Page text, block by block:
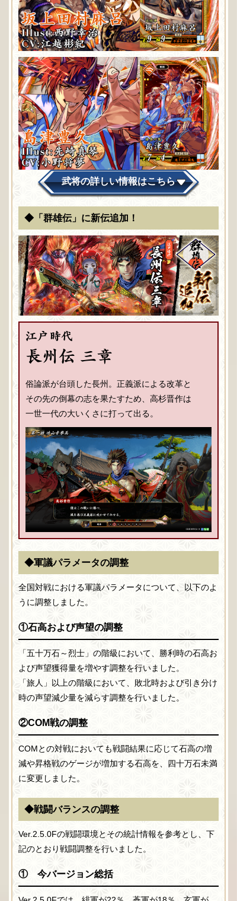
武将の詳しい情報はこちら
◆「群雄伝」に新伝追加！
江戸時代
長州伝 三章
俗論派が台頭した長州。正義派による改革と
その先の倒幕の志を果たすため、高杉晋作は
一世一代の大いくさに打って出る。
◆軍議パラメータの調整
全国対戦における軍議パラメータについて、以下のよ
うに調整しました。
①石高および声望の調整
「五十万石～烈士」の階級において、勝利時の石高お
よび声望獲得量を増やす調整を行いました。
「旅人」以上の階級において、敗北時および引き分け
時の声望減少量を減らす調整を行いました。
②COM戦の調整
COMとの対戦においても戦闘結果に応じて石高の増
減や昇格戦のゲージが増加する石高を、四十万石未満
に変更しました。
◆戦闘バランスの調整
Ver.2.5.0Fの戦闘環境とその統計情報を参考とし、下
記のとおり戦闘調整を行いました。
① 今バージョン総括